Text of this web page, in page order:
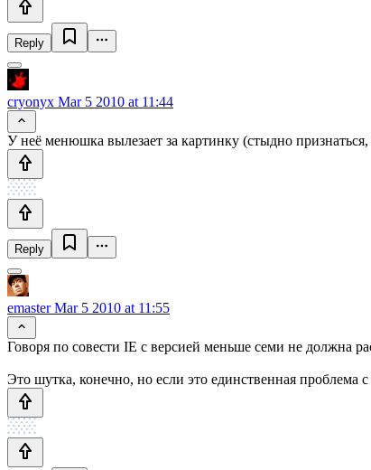
Reply
cryonyx Mar 5 2010 at 11:44
У неё менюшка вылезает за картинку (стыдно
Reply
emasterMar 5 2010 at 11:55
Говоря по совести IE с версией меньше семи не должна
Это шутка, конечно, но если это единственная проблема